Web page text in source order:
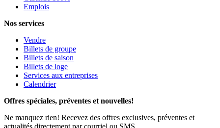
Emplois
Nos services
Vendre
Billets de groupe
Billets de saison
Billets de loge
Services aux entreprises
Calendrier
Offres spéciales, préventes et nouvelles!
Ne manquez rien! Recevez des offres exclusives, préventes et